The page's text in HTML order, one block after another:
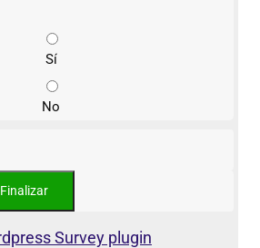
Sí
No
Survey plugin